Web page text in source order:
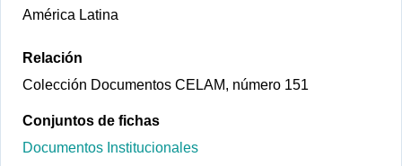
América Latina
Relación
Colección Documentos CELAM, número 151
Conjuntos de fichas
Documentos Institucionales